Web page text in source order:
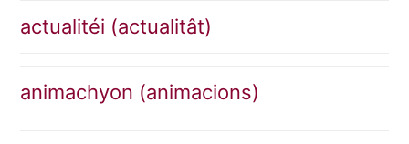
actualitéi (actualitât)
animachyon (animacions)